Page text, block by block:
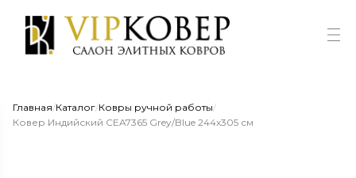
Главная/Каталог/Ковры ручной работы/
Ковер Индийский CEA7365 Grey/Blue 244x305 см